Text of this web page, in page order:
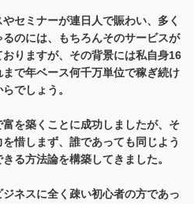
セミナーが連日人で賑わい、多く
のには、もちろんそのサービスが
りますが、その背景には私自身16
で年ベース何千万単位で稼ぎ続け
でしょう。
を築くことに成功しましたが、そ
惜しまず、誰であっても同じよう
る方法論を構築してきました。
ネスに全く疎い初心者の方であっ